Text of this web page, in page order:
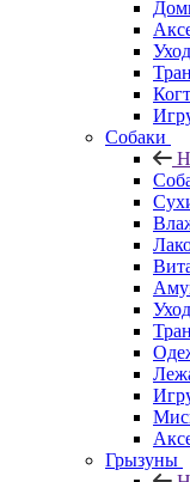
Собаки
Грызуны